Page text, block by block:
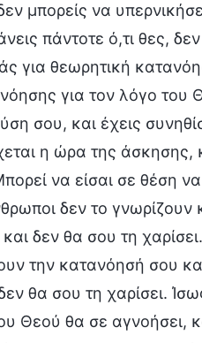
μπορείς να
πάντοτε ό,τι θες,
θεωρητική
για τον λόγο
σου, και έχεις
η ώρα της άσκησης,
να είσαι σε θέση
δεν το γνωρίζουν
δεν θα σου τη
την κατανόησή σου
θα σου τη χαρίσει.
Θεού θα σε αγνοήσει,